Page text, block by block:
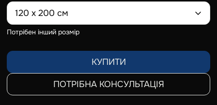
120 x 200 см
Потрібен інший розмір
КУПИТИ
ПОТРІБНА КОНСУЛЬТАЦІЯ